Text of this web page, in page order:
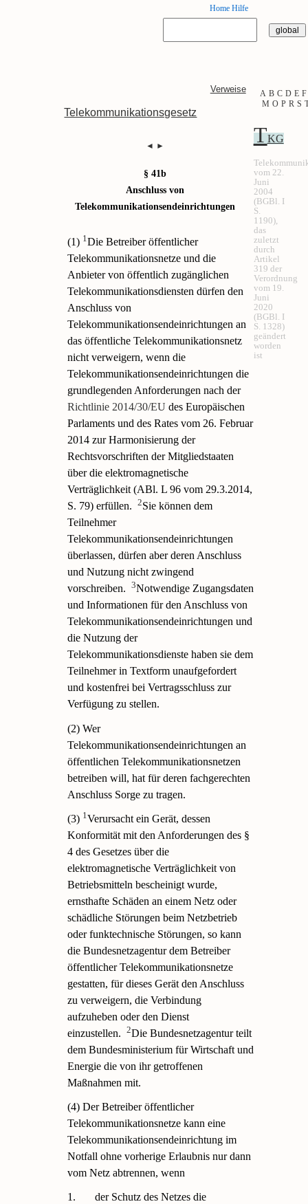
Home Hilfe
A B C D E F
M O P R S
Telekommunikationsgesetz
Verweise
◄ ►
§ 41b
Anschluss von
Telekommunikationsendeinrichtungen
TKG
vom 22.
Juni
2004
(BGBl. I
S.
1190),
das
zuletzt
durch
Artikel
319 der
Verordnung
vom 19.
Juni
2020
(BGBl. I
S. 1328)
geändert
worden
ist
(1) 1Die Betreiber öffentlicher
Telekommunikationsnetze und die
Anbieter von öffentlich zugänglichen
Telekommunikationsdiensten dürfen den
Anschluss von
Telekommunikationsendeinrichtungen an
das öffentliche Telekommunikationsnetz
nicht verweigern, wenn die
Telekommunikationsendeinrichtungen die
grundlegenden Anforderungen nach der
Richtlinie 2014/30/EU des Europäischen
Parlaments und des Rates vom 26. Februar
2014 zur Harmonisierung der
Rechtsvorschriften der Mitgliedstaaten
über die elektromagnetische
Verträglichkeit (ABl. L 96 vom 29.3.2014,
S. 79) erfüllen.
2Sie können dem
Teilnehmer
Telekommunikationsendeinrichtungen
überlassen, dürfen aber deren Anschluss
und Nutzung nicht zwingend
vorschreiben.
3Notwendige Zugangsdaten
und Informationen für den Anschluss von
Telekommunikationsendeinrichtungen und
die Nutzung der
Telekommunikationsdienste haben sie dem
Teilnehmer in Textform unaufgefordert
und kostenfrei bei Vertragsschluss zur
Verfügung zu stellen.
(2) Wer
Telekommunikationsendeinrichtungen an
öffentlichen Telekommunikationsnetzen
betreiben will, hat für deren fachgerechten
Anschluss Sorge zu tragen.
(3) 1Verursacht ein Gerät, dessen
Konformität mit den Anforderungen des §
4 des Gesetzes über die
elektromagnetische Verträglichkeit von
Betriebsmitteln bescheinigt wurde,
ernsthafte Schäden an einem Netz oder
schädliche Störungen beim Netzbetrieb
oder funktechnische Störungen, so kann
die Bundesnetzagentur dem Betreiber
öffentlicher Telekommunikationsnetze
gestatten, für dieses Gerät den Anschluss
zu verweigern, die Verbindung
aufzuheben oder den Dienst
einzustellen.
2Die Bundesnetzagentur teilt
dem Bundesministerium für Wirtschaft und
Energie die von ihr getroffenen
Maßnahmen mit.
(4) Der Betreiber öffentlicher
Telekommunikationsnetze kann eine
Telekommunikationsendeinrichtung im
Notfall ohne vorherige Erlaubnis nur dann
vom Netz abtrennen, wenn
1.
der Schutz des Netzes die